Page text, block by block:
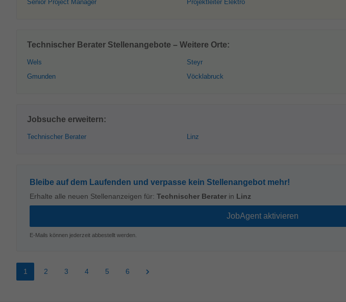
Senior Project Manager
Projektleiter Elektro
Technischer Berater Stellenangebote – Weitere Orte:
Wels
Gmunden
Steyr
Vöcklabruck
Jobsuche erweitern:
Technischer Berater Linz
Bleibe auf dem Laufenden und verpasse kein Stellenangebot mehr!
Erhalte alle neuen Stellenanzeigen für: Technischer Berater in Linz
E-Mails können jederzeit abbestellt werden.
1 2 3 4 5 6